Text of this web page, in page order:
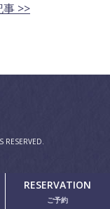
事 >>
RESERVATION
ご予約
RESERVED.